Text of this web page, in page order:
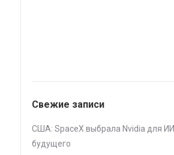
Свежие записи
США: SpaceX выбрала Nvidia для ИИ
будущего